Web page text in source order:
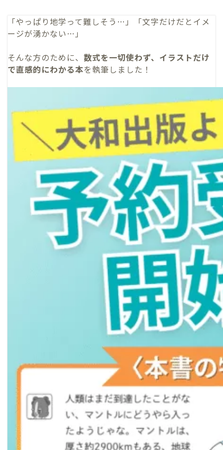
「やっぱり地学って難しそう…」「文字だけだとイメ
ージが湧かない…」
そんな方のために、 数式を一切使わず、イラストだけ
で直感的にわかる本を執筆しました！